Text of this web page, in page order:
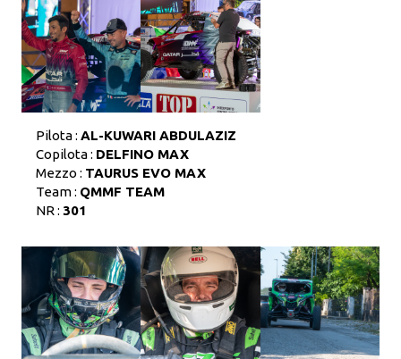
Pilota : AL-KUWARI ABDULAZIZ
Copilota : DELFINO MAX
Mezzo : TAURUS EVO MAX
Team : QMMF TEAM
NR : 301